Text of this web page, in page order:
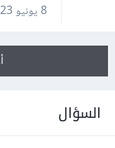
8 يونيو 2023
السؤال